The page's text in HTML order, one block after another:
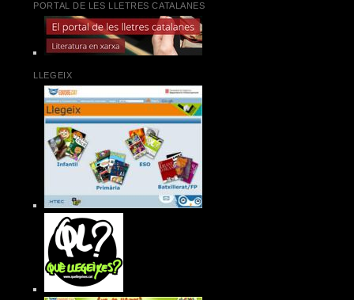
PORTAL DE LES LLETRES CATALANES
LLEGEIX